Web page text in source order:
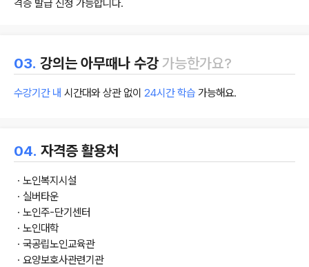
격증 발급 신청 가능합니다.
03. 강의는 아무때나 수강 가능한가요?
수강기간 내 시간대와 상관 없이 24시간 학습 가능해요.
04. 자격증 활용처
ㆍ노인복지시설
ㆍ실버타운
ㆍ노인주-단기센터
ㆍ노인대학
ㆍ국공립노인교육관
ㆍ요양보호사관련기관